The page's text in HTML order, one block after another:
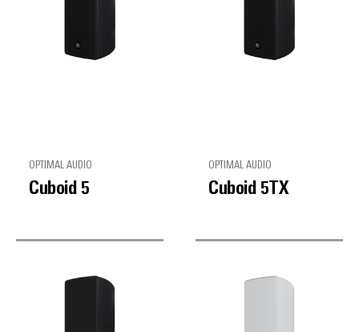
OPTIMAL AUDIO
Cuboid 5
OPTIMAL AUDIO
Cuboid 5TX